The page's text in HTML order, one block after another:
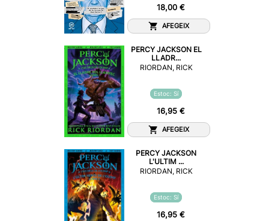
18,00 €
AFEGEIX
PERCY JACKSON EL
LLADR...
RIORDAN, RICK
Estoc: Sí
16,95 €
AFEGEIX
PERCY JACKSON
L'ULTIM ...
RIORDAN, RICK
Estoc: Sí
16,95 €